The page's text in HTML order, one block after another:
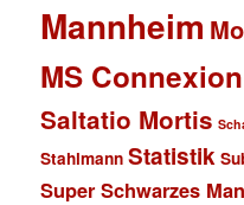
Mannheim
MS Connexion
Saltatio Mortis
Stahlmann Statistik
Super Schwarzes